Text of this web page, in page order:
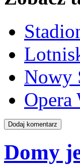
Nowy
Opera
Domy